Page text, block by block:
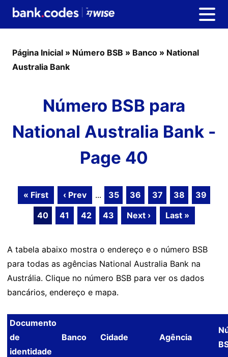
Página Inicial » Número BSB » Banco » National
Australia Bank
Número BSB para
National Australia Bank -
Page 40
« First ‹ Prev ... 35 36 37 38
39
40
41 42 43 Next › Last »
A tabela abaixo mostra o endereço e o número BSB
para todas as agências National Australia Bank na
Austrália. Clique no número BSB para ver os dados
bancários, endereço e mapa.
Documento
de
identidade
Banco Cidade Agência